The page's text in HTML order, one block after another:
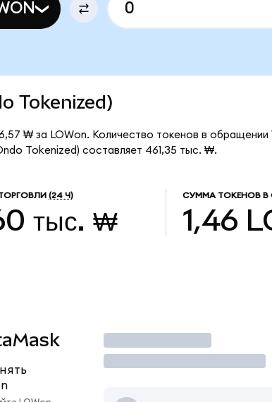
Tokenized)
₩ за LOWon. Количество токенов в обращении
Tokenized) составляет 461,35 тыс. ₩.
(24 Ч)
тыс. ₩
СУММА ТОКЕНОВ В
1,46
Торговать